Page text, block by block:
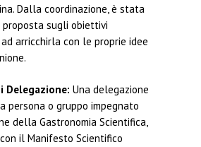
Dalla coordinazione, è stata
sugli obiettivi
arricchirla con le proprie idee
Delegazione: Una delegazione
persona o gruppo impegnato
della Gastronomia Scientifica,
il Manifesto Scientifico